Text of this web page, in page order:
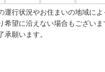
運行状況やお住まいの地域に
希望に沿えない場合もございま
承願います。